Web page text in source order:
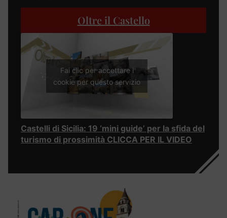
Oltre il Castello
Fai clic per accettare i
cookie per questo servizio
Castelli di Sicilia: 19 ‘mini guide’ per la sfida del
turismo di prossimità CLICCA PER IL VIDEO